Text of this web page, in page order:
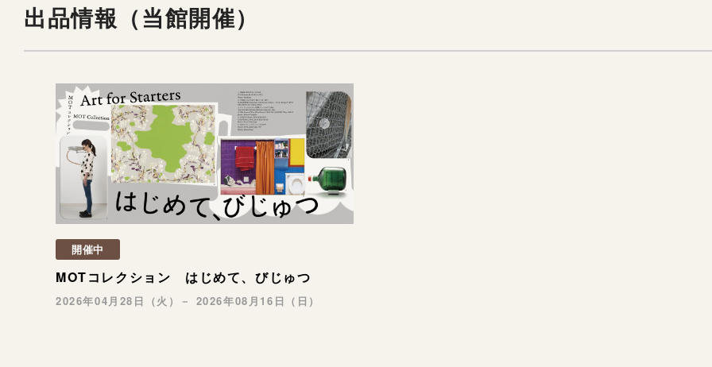
出品情報（当館開催）
開催中
MOTコレクション はじめて、びじゅつ
2026年04月28日（火）－ 2026年08月16日（日）